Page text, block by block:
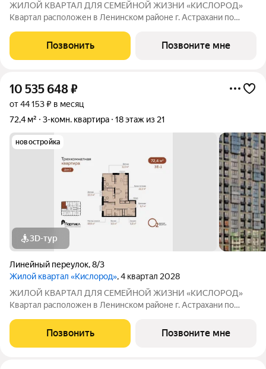
ЖИЛОЙ КВАРТАЛ ДЛЯ СЕМЕЙНОЙ ЖИЗНИ «КИСЛОРОД»
Квартал расположен в Ленинском районе г. Астрахани по
«Кислорода» сдается в III квартале 2026 года. Масштаб
проекта можно оценить уже сейчас в отделе продаж,
Позвонить Позвоните мне
10 535 648₽
от 44 153 ₽ в месяц
72,4 м²
3-комн. квартира 18 этаж из 21
новостройка
3D-тур
Линейный переулок,8/3
Жилой квартал «Кислород», 4 квартал 2028
ЖИЛОЙ КВАРТАЛ ДЛЯ СЕМЕЙНОЙ ЖИЗНИ «КИСЛОРОД»
Квартал расположен в Ленинском районе г. Астрахани по
«Кислорода» сдается в III квартале 2026 года. Масштаб
проекта можно оценить уже сейчас в отделе продаж,
Позвонить Позвоните мне